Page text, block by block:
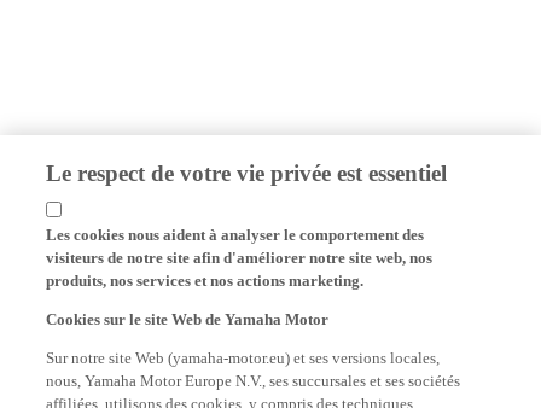
Le respect de votre vie privée est essentiel
Les cookies nous aident à analyser le comportement des
visiteurs de notre site afin d'améliorer notre site web, nos
produits, nos services et nos actions marketing.
Cookies sur le site Web de Yamaha Motor
Sur notre site Web (yamaha-motor.eu) et ses versions locales,
nous, Yamaha Motor Europe N.V., ses succursales et ses sociétés
affiliées, utilisons des cookies, y compris des techniques